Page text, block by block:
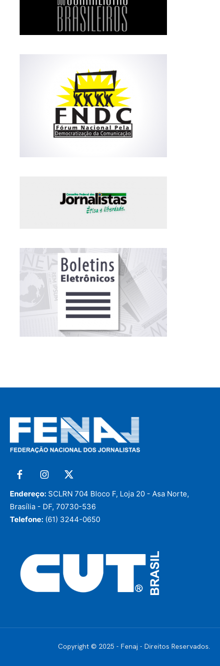
Endereço: SCLRN 704 Bloco F, Loja 20 - Asa Norte,
Brasília - DF, 70730-536
Telefone: (61) 3244-0650
Copyright © 2025 - Fenaj - Direitos Reservados.